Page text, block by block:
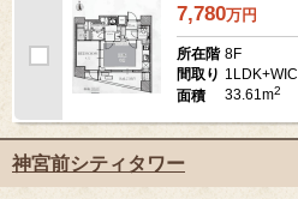
7,780万円
所在階 8F
間取り 1LDK+WIC
面積
33.61m2
神宮前シティタワー